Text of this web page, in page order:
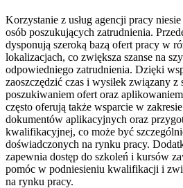
Korzystanie z usług agencji pracy
osób poszukujących zatrudnienia.
dysponują szeroką bazą ofert pracy w
lokalizacjach, co zwiększa szanse na
odpowiedniego zatrudnienia. Dzięki
zaoszczędzić czas i wysiłek związany z
poszukiwaniem ofert oraz
często oferują także wsparcie w
dokumentów aplikacyjnych oraz
kwalifikacyjnej, co może być
doświadczonych na rynku pracy.
zapewnia dostęp do szkoleń i kursów
pomóc w podniesieniu kwalifikacji i
na rynku pracy.